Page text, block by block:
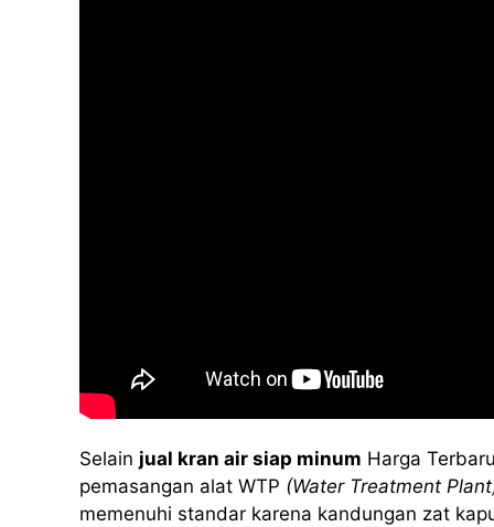
Selain jual kran air siap minum Harga
pemasangan alat WTP (Water Treatment
memenuhi standar karena kandungan zat